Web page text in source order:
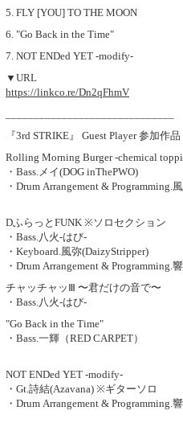
5. FLY [YOU] TO THE MOON
6. "Go Back in the Time"
7. NOT ENDed YET -modify-
▼URL
https://linkco.re/Dn2qFhmV
『3rd STRIKE』 Guest Player 参加作品
Rolling Morning Burger -chemical
・Bass.メイ(DOG inThePWO)
・Drum Arrangement & Programming.
DふらっとFUNK ※ソロセクション
・Bass.八火-はび-
・Keyboard.風弥(DaizyStripper)
・Drum Arrangement & Programming.
チャッチャッⅢ 〜君だけの音で〜
・Bass.八火-はび-
"Go Back in the Time"
・Bass.一輝（RED CARPET）
NOT ENDed YET -modify-
・Gt.詩結(Azavana) ※ギターソロ
・Drum Arrangement & Programming.